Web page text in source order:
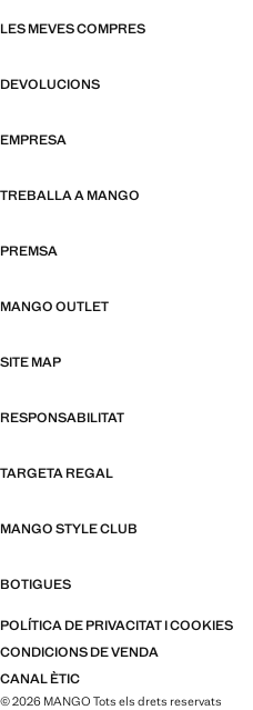
LES MEVES COMPRES
DEVOLUCIONS
EMPRESA
TREBALLA A MANGO
PREMSA
MANGO OUTLET
SITE MAP
RESPONSABILITAT
TARGETA REGAL
MANGO STYLE CLUB
BOTIGUES
POLÍTICA DE PRIVACITAT I COOKIES
CONDICIONS DE VENDA
CANAL ÈTIC
© 2026 MANGO Tots els drets reservats